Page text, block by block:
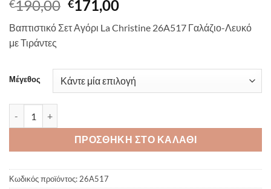
€190,00 Original
price
was:
€171,00Η
τιμή
Βαπτιστικό Σετ Αγόρι La Christine 26A517 Γαλάζιο-Λευκό
με Τιράντες
Μέγεθος
ΠΡΟΣΘΉΚΗ ΣΤΟ ΚΑΛΆΘΙ
Κωδικός προϊόντος: 26A517